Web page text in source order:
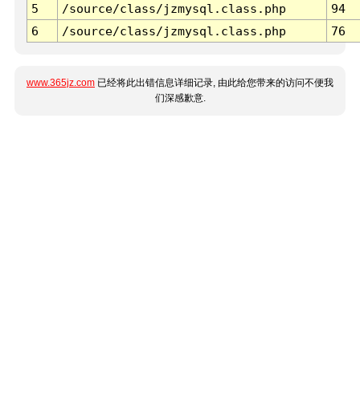
5
/source/class/jzmysql.class.php
94
6
/source/class/jzmysql.class.php 76
www.365jz.com 已经将此出错信息详细记录, 由此给您带来的访问不便我
们深感歉意.